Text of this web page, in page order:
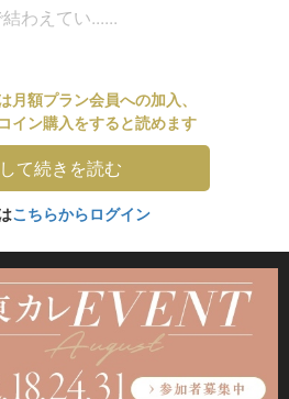
わえてい......
月額プラン会員への加入、
イン購入をすると読めます
て続きを読む
こちらからログイン